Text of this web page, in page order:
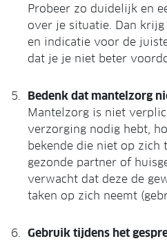
Probeer zo duidelijk en
over je situatie. Dan krijg
en indicatie voor de
dat je je niet beter
Bedenk dat mantelzorg
Mantelzorg is niet
verzorging nodig hebt,
bekende die niet op zich
gezonde partner of
verwacht dat deze de
taken op zich neemt
Gebruik tijdens het